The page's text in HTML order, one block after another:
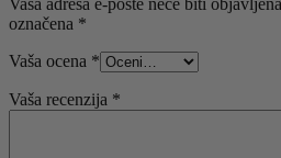
označena *
Vaša ocena *
Vaša recenzija *